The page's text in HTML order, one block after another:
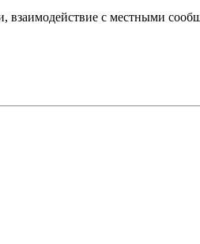
взаимодействие с местными